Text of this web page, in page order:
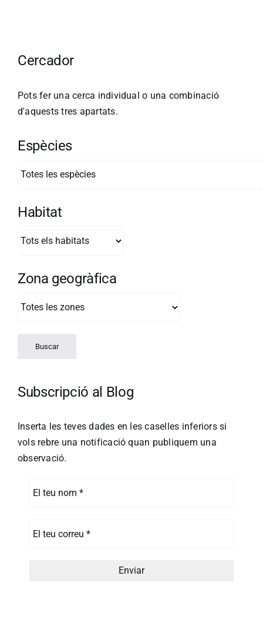
Cercador
Pots fer una cerca individual o una combinació
d'aquests tres apartats.
Espècies
Habitat
Zona geogràfica
Subscripció al Blog
Inserta les teves dades en les caselles inferiors si
vols rebre una notificació quan publiquem una
observació.